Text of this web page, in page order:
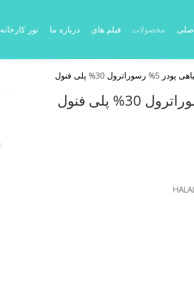
محصولات فیلم های درباره ما تور کارخانه
30% پلی فنول